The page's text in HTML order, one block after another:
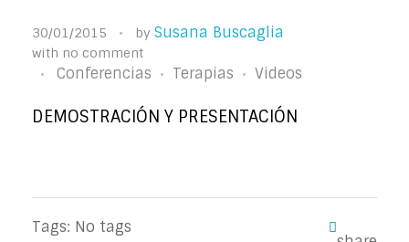
30/01/2015 by Susana Buscaglia
with no comment
Conferencias Terapias Videos
DEMOSTRACIÓN Y PRESENTACIÓN
Tags: No tags